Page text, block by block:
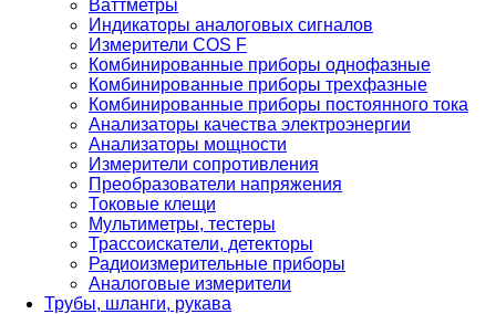
Ваттметры
Индикаторы аналоговых сигналов
Измерители COS F
Комбинированные приборы однофазные
Комбинированные приборы трехфазные
Комбинированные приборы постоянного тока
Анализаторы качества электроэнергии
Анализаторы мощности
Измерители сопротивления
Преобразователи напряжения
Токовые клещи
Мультиметры, тестеры
Трассоискатели, детекторы
Радиоизмерительные приборы
Аналоговые измерители
Трубы, шланги, рукава